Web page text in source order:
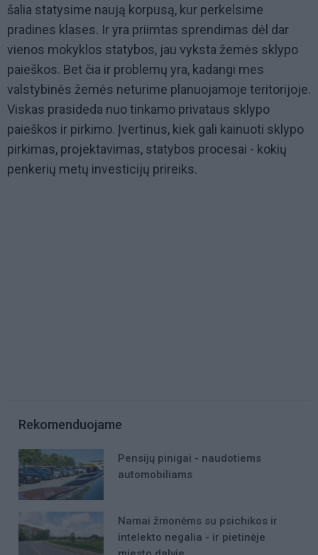
šalia statysime naują korpusą, kur perkelsime
pradines klases. Ir yra priimtas sprendimas dėl dar
vienos mokyklos statybos, jau vyksta žemės sklypo
paieškos. Bet čia ir problemų yra, kadangi mes
valstybinės žemės neturime planuojamoje teritorijoje.
Viskas prasideda nuo tinkamo privataus sklypo
paieškos ir pirkimo. Įvertinus, kiek gali kainuoti sklypo
pirkimas, projektavimas, statybos procesai - kokių
penkerių metų investicijų prireiks.
Rekomenduojame
Pensijų pinigai - naudotiems
automobiliams
Namai žmonėms su psichikos ir
intelekto negalia - ir pietinėje